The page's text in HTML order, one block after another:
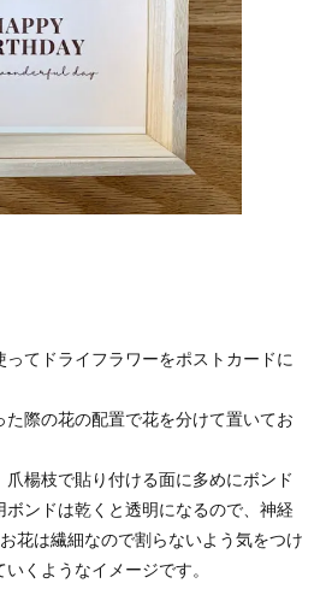
てドライフラワーをポストカードに
際の花の配置で花を分けて置いてお
楊枝で貼り付ける面に多めにボンド
ンドは乾くと透明になるので、神経
花は繊細なので割らないよう気をつけ
くようなイメージです。